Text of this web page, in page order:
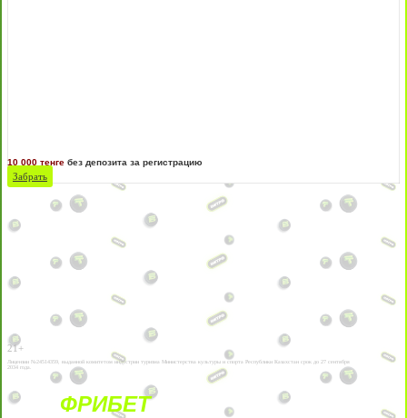
10 000 тенге без депозита за регистрацию
Забрать
21+
Лицензии №24514359, выданной комитетом индустрии туризма Министерства культуры и спорта Республики Казахстан срок до 27 сентября
2034 года.
ФРИБЕТ